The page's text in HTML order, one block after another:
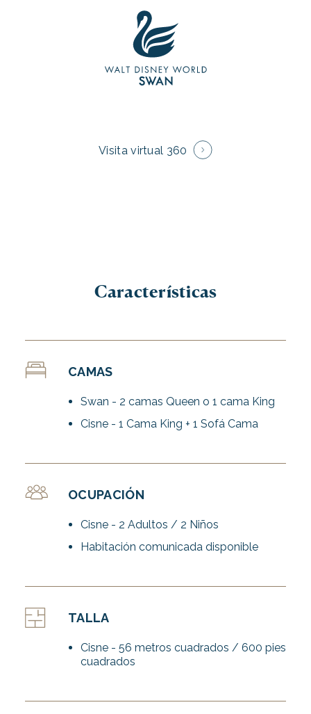
Visita virtual 360
Características
CAMAS
Swan - 2 camas Queen o 1 cama King
Cisne - 1 Cama King + 1 Sofá Cama
OCUPACIÓN
Cisne - 2 Adultos / 2 Niños
Habitación comunicada disponible
TALLA
Cisne - 56 metros cuadrados / 600 pies
cuadrados